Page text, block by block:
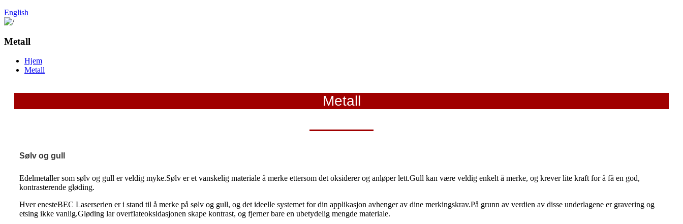
English
Metall
Hjem
Metall
Metall
Sølv og gull
Edelmetaller som sølv og gull er veldig myke.Sølv er et vanskelig materiale å merke ettersom det oksiderer og anløper lett.Gull kan være veldig enkelt å merke, og krever lite kraft for å få en god,
kontrasterende gløding.
Hver enesteBEC Laserserien er i stand til å merke på sølv og gull, og det ideelle systemet for din applikasjon avhenger av dine merkingskrav.På grunn av verdien av disse underlagene er gravering og
etsing ikke vanlig.Gløding lar overflateoksidasjonen skape kontrast, og fjerner bare en ubetydelig mengde materiale.